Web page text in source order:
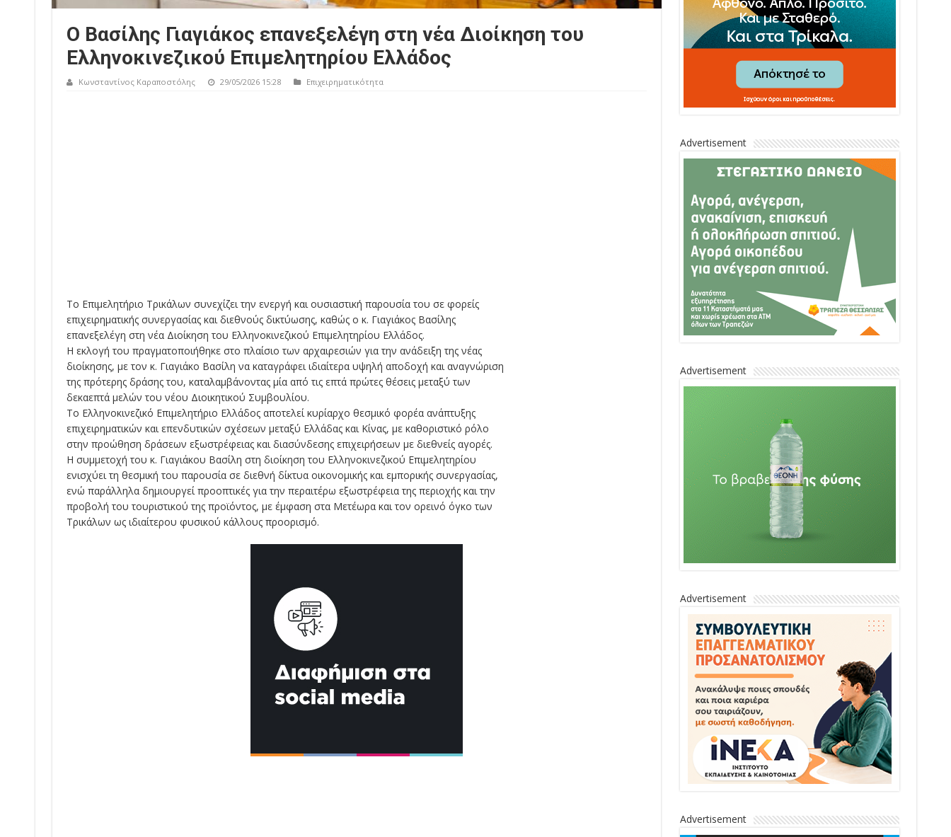
Ο Βασίλης Γιαγιάκος επανεξελέγη στη νέα Διοίκηση του
Ελληνοκινεζικού Επιμελητηρίου Ελλάδος
Κωνσταντίνος Καραποστόλης 29/05/2026 15:28 Επιχειρηματικότητα
Το Επιμελητήριο Τρικάλων συνεχίζει την ενεργή και ουσιαστική παρουσία του σε φορείς
επιχειρηματικής συνεργασίας και διεθνούς δικτύωσης, καθώς ο κ. Γιαγιάκος Βασίλης
επανεξελέγη στη νέα Διοίκηση του Ελληνοκινεζικού Επιμελητηρίου Ελλάδος.
Η εκλογή του πραγματοποιήθηκε στο πλαίσιο των αρχαιρεσιών για την ανάδειξη της νέας
διοίκησης, με τον κ. Γιαγιάκο Βασίλη να καταγράφει ιδιαίτερα υψηλή αποδοχή και αναγνώριση
της πρότερης δράσης του, καταλαμβάνοντας μία από τις επτά πρώτες θέσεις μεταξύ των
δεκαεπτά μελών του νέου Διοικητικού Συμβουλίου.
Το Ελληνοκινεζικό Επιμελητήριο Ελλάδος αποτελεί κυρίαρχο θεσμικό φορέα ανάπτυξης
επιχειρηματικών και επενδυτικών σχέσεων μεταξύ Ελλάδας και Κίνας, με καθοριστικό ρόλο
στην προώθηση δράσεων εξωστρέφειας και διασύνδεσης επιχειρήσεων με διεθνείς αγορές.
Η συμμετοχή του κ. Γιαγιάκου Βασίλη στη διοίκηση του Ελληνοκινεζικού Επιμελητηρίου
ενισχύει τη θεσμική του παρουσία σε διεθνή δίκτυα οικονομικής και εμπορικής συνεργασίας,
ενώ παράλληλα δημιουργεί προοπτικές για την περαιτέρω εξωστρέφεια της περιοχής και την
προβολή του τουριστικού της προϊόντος, με έμφαση στα Μετέωρα και τον ορεινό όγκο των
Τρικάλων ως ιδιαίτερου φυσικού κάλλους προορισμό.
Advertisement
Advertisement
Advertisement
Advertisement